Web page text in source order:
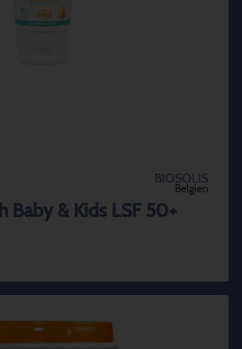
BIOSOLIS
Belgien
Baby & Kids LSF 50+